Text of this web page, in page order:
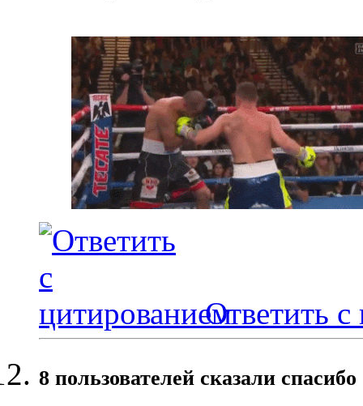
Ответить с
8 пользователей сказали